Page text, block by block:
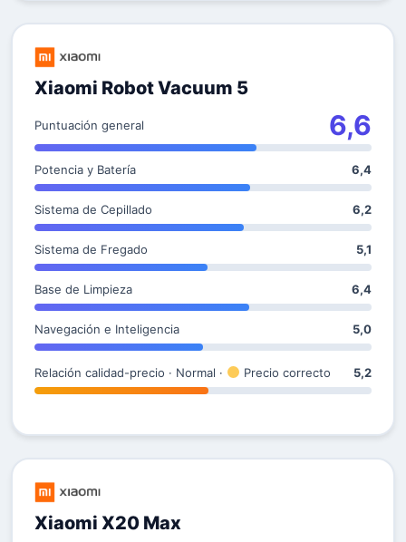
Xiaomi Robot Vacuum 5
Puntuación general 6,6
Potencia y Batería 6,4
Sistema de Cepillado 6,2
Sistema de Fregado 5,1
Base de Limpieza 6,4
Navegación e Inteligencia 5,0
Relación calidad-precio · Normal · Precio correcto 5,2
Xiaomi X20 Max